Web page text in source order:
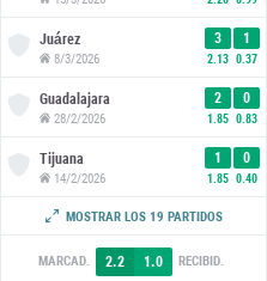
Juárez
8/3/2026
3
2.13
1
0.37
Guadalajara
28/2/2026
2
1.85
0
0.83
Tijuana
14/2/2026
1
1.85
0
0.40
Cruz Azul
MOSTRAR LOS 19 PARTIDOS
MARCAD. 2.2 1.0 RECIBID.